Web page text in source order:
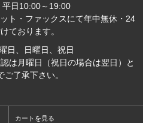
日10:00～19:00
ト・ファックスにて年中無休・24
ております。
、日曜日、祝日
は月曜日（祝日の場合は翌日）と
ご了承下さい。
カートを見る